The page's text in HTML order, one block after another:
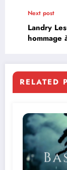
Next post
Landry
hommage
RELATED